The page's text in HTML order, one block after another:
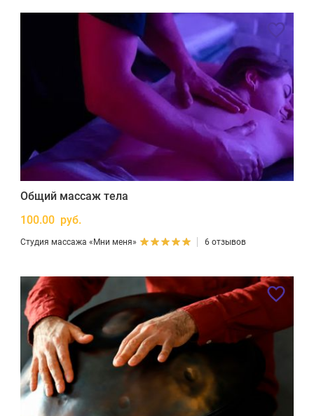
Общий массаж тела
100.00 руб.
Студия массажа «Мни меня» 6 отзывов